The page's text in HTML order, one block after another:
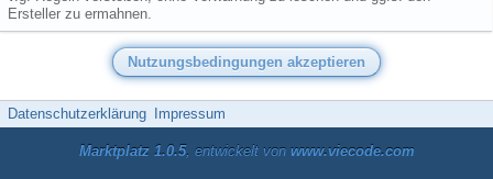
Ersteller zu ermahnen.
Datenschutzerklärung Impressum
Marktplatz 1.0.5, entwickelt von www.viecode.com